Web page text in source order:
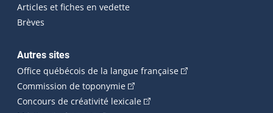
Articles et fiches en vedette
Brèves
Autres sites
Office québécois de la langue française(Cet hyperlien
Commission de toponymie(Cet hyperlien externe s'ouvrira
Concours de créativité lexicale(Cet hyperlien externe